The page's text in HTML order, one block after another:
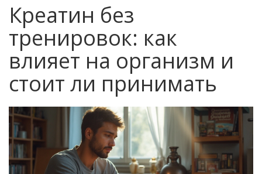
Креатин без
тренировок: как
влияет на организм и
стоит ли принимать